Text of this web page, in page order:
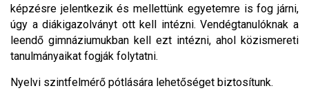
képzésre jelentkezik és mellettünk egyetemre is fog járni,
úgy a diákigazolványt ott kell intézni. Vendégtanulóknak a
leendő gimnáziumukban kell ezt intézni, ahol közismereti
tanulmányaikat fogják folytatni.
Nyelvi szintfelmérő pótlására lehetőséget biztosítunk.